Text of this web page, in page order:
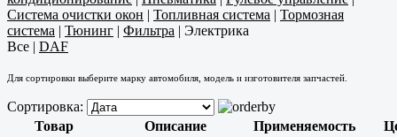
Система очистки окон | Топливная система | Тормозная
система | Тюнинг | Фильтра | Электрика
Все | DAF
Для сортировки выберите марку автомобиля, модель и изготовителя запчастей.
Сортировка:
Товар
Описание Применяемость